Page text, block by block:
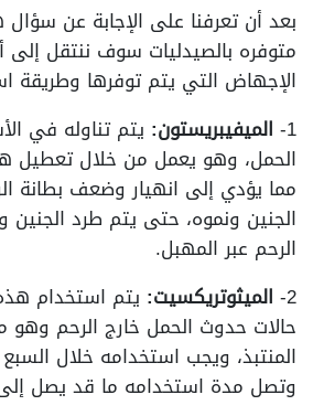
بعد أن تعرفنا على الإجابة عن
متوفره بالصيدليات سوف ننتقل
الإجهاض التي يتم توفرها وطريقة
1- الميفيبريستون: يتم تناوله في
الحمل، وهو يعمل من خلال تعطيل
مما يؤدي إلى انهيار وضعف بطانة
الجنين ونموه، حتى يتم طرد
الرحم عبر المهبل.
2- الميثوتريكسيت: يتم استخدام
حالات حدوث الحمل خارج الرحم وهو
المنتبذ، ويجب استخدامه خلال السبع
وتصل مدة استخدامه ما قد يصل